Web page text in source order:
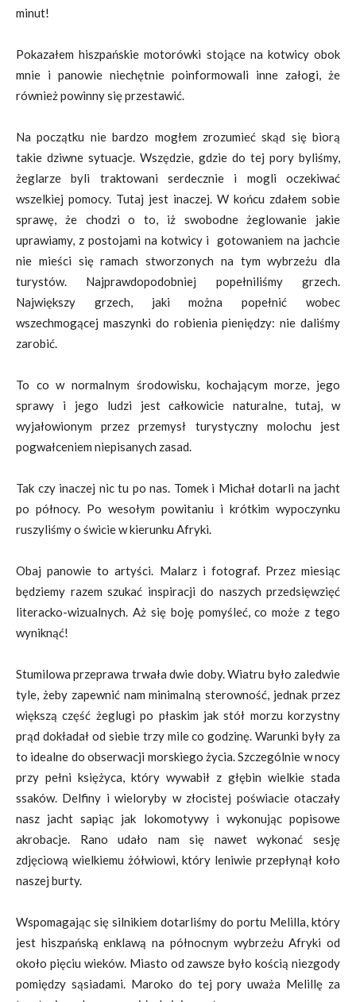
minut!
Pokazałem hiszpańskie motorówki stojące na kotwicy obok
mnie i panowie niechętnie poinformowali inne załogi, że
również powinny się przestawić.
Na początku nie bardzo mogłem zrozumieć skąd się biorą
takie dziwne sytuacje. Wszędzie, gdzie do tej pory byliśmy,
żeglarze byli traktowani serdecznie i mogli oczekiwać
wszelkiej pomocy. Tutaj jest inaczej. W końcu zdałem sobie
sprawę, że chodzi o to, iż swobodne żeglowanie jakie
uprawiamy, z postojami na kotwicy i gotowaniem na jachcie
nie mieści się ramach stworzonych na tym wybrzeżu dla
turystów. Najprawdopodobniej popełniliśmy grzech.
Największy grzech, jaki można popełnić wobec
wszechmogącej maszynki do robienia pieniędzy: nie daliśmy
zarobić.
To co w normalnym środowisku, kochającym morze, jego
sprawy i jego ludzi jest całkowicie naturalne, tutaj, w
wyjałowionym przez przemysł turystyczny molochu jest
pogwałceniem niepisanych zasad.
Tak czy inaczej nic tu po nas. Tomek i Michał dotarli na jacht
po północy. Po wesołym powitaniu i krótkim wypoczynku
ruszyliśmy o świcie w kierunku Afryki.
Obaj panowie to artyści. Malarz i fotograf. Przez miesiąc
będziemy razem szukać inspiracji do naszych przedsięwzięć
literacko-wizualnych. Aż się boję pomyśleć, co może z tego
wyniknąć!
Stumilowa przeprawa trwała dwie doby. Wiatru było zaledwie
tyle, żeby zapewnić nam minimalną sterowność, jednak przez
większą część żeglugi po płaskim jak stół morzu korzystny
prąd dokładał od siebie trzy mile co godzinę. Warunki były za
to idealne do obserwacji morskiego życia. Szczególnie w nocy
przy pełni księżyca, który wywabił z głębin wielkie stada
ssaków. Delfiny i wieloryby w złocistej poświacie otaczały
nasz jacht sapiąc jak lokomotywy i wykonując popisowe
akrobacje. Rano udało nam się nawet wykonać sesję
zdjęciową wielkiemu żółwiowi, który leniwie przepłynął koło
naszej burty.
Wspomagając się silnikiem dotarliśmy do portu Melilla, który
jest hiszpańską enklawą na północnym wybrzeżu Afryki od
około pięciu wieków. Miasto od zawsze było kością niezgody
pomiędzy sąsiadami. Maroko do tej pory uważa Melillę za